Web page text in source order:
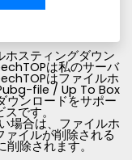
スティングダウン
は私のサーバ
はファイルホ
file / Up To Box
ウンロードをサポー
です。
場合は、ファイルホ
イルが削除される
除されます。